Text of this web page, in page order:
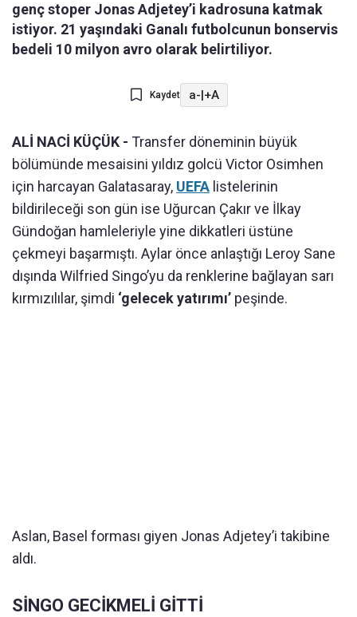
genç stoper Jonas Adjetey’i kadrosuna katmak
istiyor. 21 yaşındaki Ganalı futbolcunun bonservis
bedeli 10 milyon avro olarak belirtiliyor.
Kaydet a-|+A
ALİ NACİ KÜÇÜK - Transfer döneminin büyük
bölümünde mesaisini yıldız golcü Victor Osimhen
için harcayan Galatasaray, UEFA listelerinin
bildirileceği son gün ise Uğurcan Çakır ve İlkay
Gündoğan hamleleriyle yine dikkatleri üstüne
çekmeyi başarmıştı. Aylar önce anlaştığı Leroy Sane
dışında Wilfried Singo’yu da renklerine bağlayan sarı
kırmızılılar, şimdi ‘gelecek yatırımı’ peşinde.
Aslan, Basel forması giyen Jonas Adjetey’i takibine
aldı.
SİNGO GECİKMELİ GİTTİ